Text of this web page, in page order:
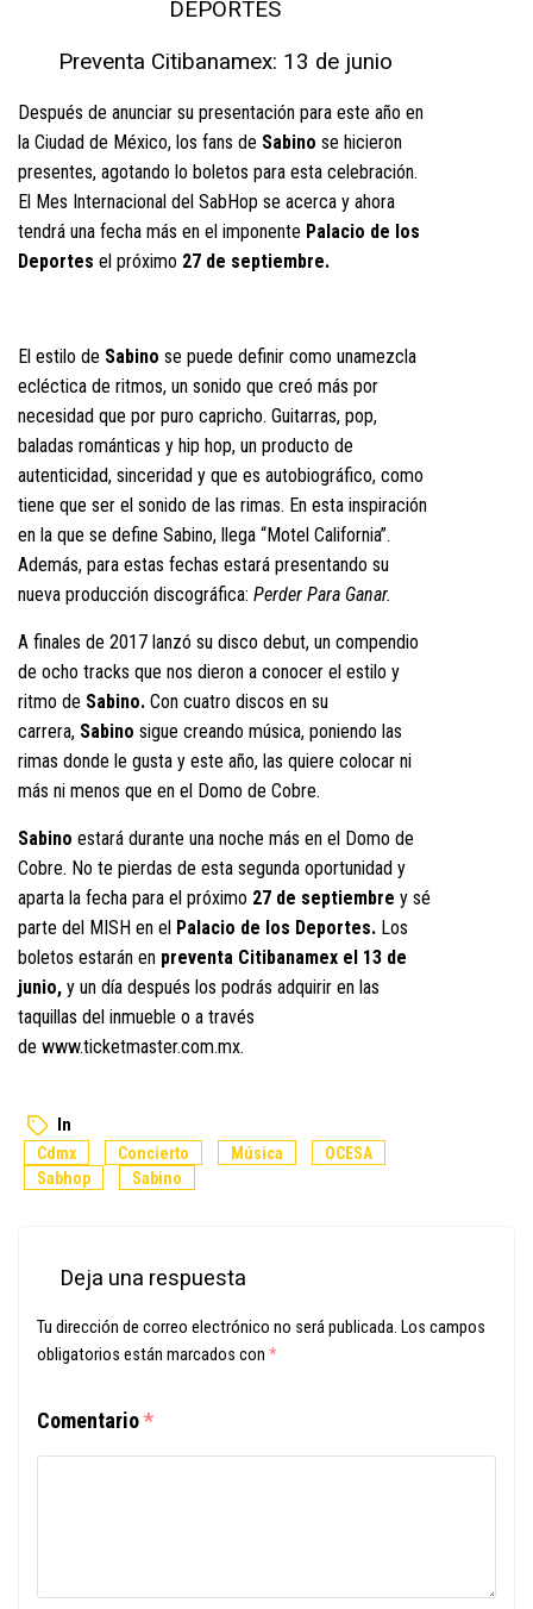
DEPORTES
Preventa Citibanamex: 13 de junio
Después de anunciar su presentación para este año en
la Ciudad de México, los fans de Sabino se hicieron
presentes, agotando lo boletos para esta celebración.
El Mes Internacional del SabHop se acerca y ahora
tendrá una fecha más en el imponente Palacio de los
Deportes el próximo 27 de septiembre.
El estilo de Sabino se puede definir como unamezcla
ecléctica de ritmos, un sonido que creó más por
necesidad que por puro capricho. Guitarras, pop,
baladas románticas y hip hop, un producto de
autenticidad, sinceridad y que es autobiográfico, como
tiene que ser el sonido de las rimas. En esta inspiración
en la que se define Sabino, llega “Motel California”.
Además, para estas fechas estará presentando su
nueva producción discográfica: Perder Para Ganar.
A finales de 2017 lanzó su disco debut, un compendio
de ocho tracks que nos dieron a conocer el estilo y
ritmo de Sabino. Con cuatro discos en su
carrera, Sabino sigue creando música, poniendo las
rimas donde le gusta y este año, las quiere colocar ni
más ni menos que en el Domo de Cobre.
Sabino estará durante una noche más en el Domo de
Cobre. No te pierdas de esta segunda oportunidad y
aparta la fecha para el próximo 27 de septiembre y sé
parte del MISH en el Palacio de los Deportes. Los
boletos estarán en preventa Citibanamex el 13 de
junio, y un día después los podrás adquirir en las
taquillas del inmueble o a través
de www.ticketmaster.com.mx.
In
Cdmx Concierto Música
OCESA
Sabhop
Sabino
Deja una respuesta
Tu dirección de correo electrónico no será publicada. Los campos
obligatorios están marcados con *
Comentario*